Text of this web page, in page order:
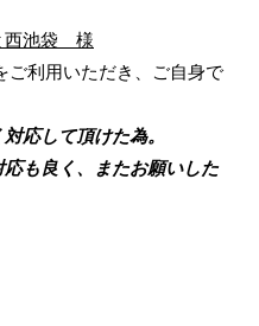
西池袋 様
ご利用いただき、ご自身で
応して頂けた為。
も良く、またお願いした